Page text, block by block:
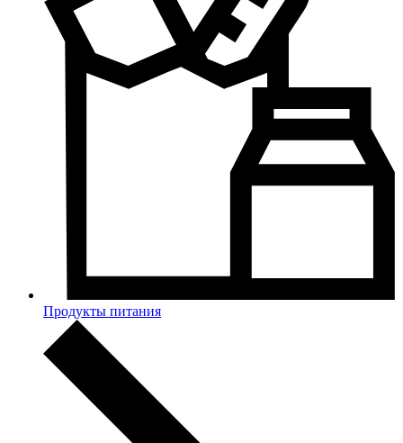
Продукты питания